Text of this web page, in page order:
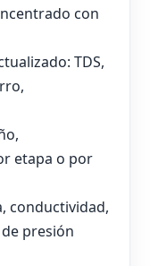
con
TDS,
etapa o por
conductividad,
presión